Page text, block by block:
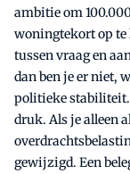
ambitie om
woningtekort op te
tussen vraag en
dan ben je er niet,
politieke stabiliteit.
druk. Als je alleen
gewijzigd. Een